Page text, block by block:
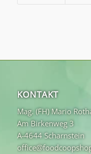
KONTAKT
Mag. (FH) Mario
Am Birkenweg 3
A-4644 Scharnstein